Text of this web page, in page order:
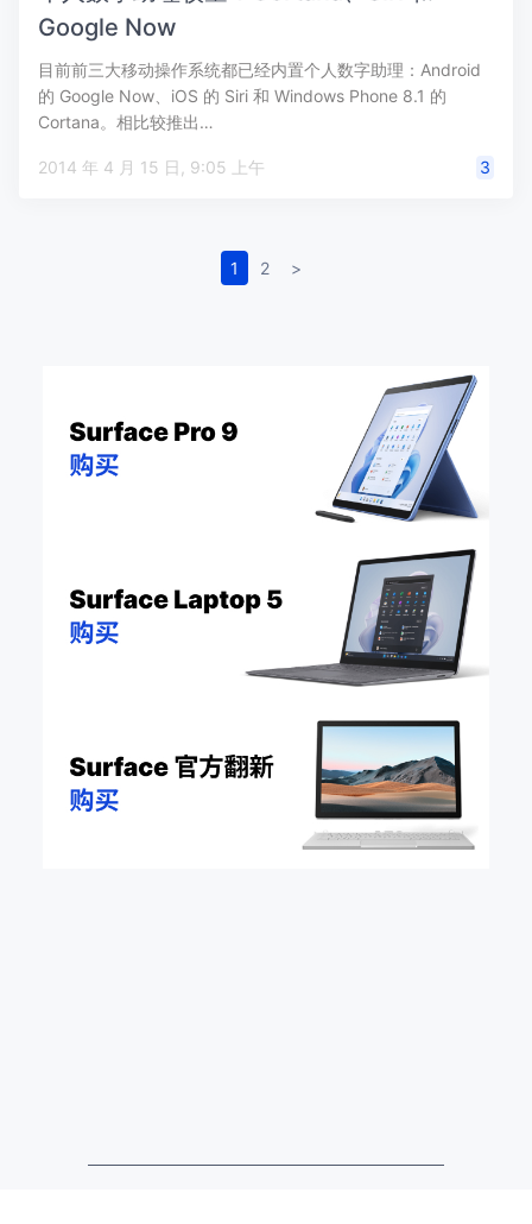
Google Now
目前前三大移动操作系统都已经内置个人数字助理：Android
的 Google Now、iOS 的 Siri 和 Windows Phone 8.1 的
Cortana。相比较推出…
2014 年 4 月 15 日, 9:05 上午 3
1 2 >